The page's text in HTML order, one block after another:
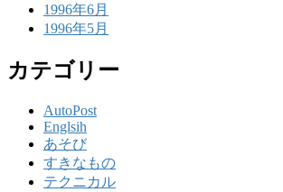
1996年6月
1996年5月
カテゴリー
AutoPost
Englsih
あそび
すきなもの
テクニカル